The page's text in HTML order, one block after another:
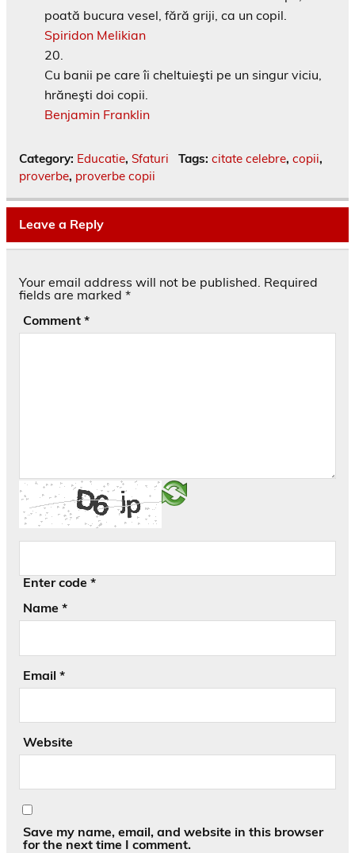
poată bucura vesel, fără griji, ca un copil.
Spiridon Melikian
Cu banii pe care îi cheltuieşti pe un singur viciu,
hrăneşti doi copii.
Benjamin Franklin
Category: Educatie, Sfaturi Tags: citate celebre, copii,
proverbe, proverbe copii
Leave a Reply
Your email address will not be published. Required
fields are marked *
Comment *
Enter code *
Name *
Email *
Website
Save my name, email, and website in this browser
for the next time I comment.